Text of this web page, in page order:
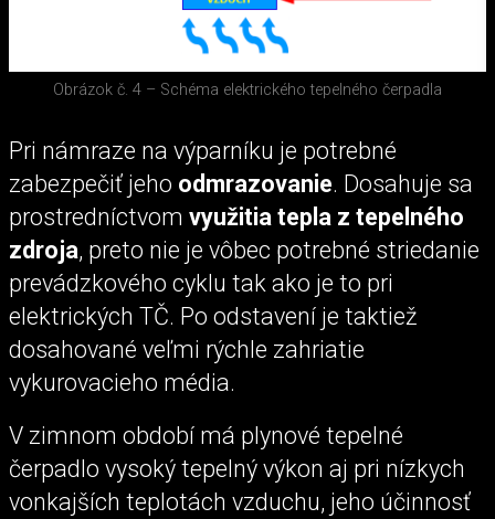
Obrázok č. 4 – Schéma elektrického tepelného čerpadla
Pri námraze na výparníku je potrebné
zabezpečiť jeho odmrazovanie. Dosahuje sa
prostredníctvom využitia tepla z tepelného
zdroja, preto nie je vôbec potrebné striedanie
prevádzkového cyklu tak ako je to pri
elektrických TČ. Po odstavení je taktiež
dosahované veľmi rýchle zahriatie
vykurovacieho média.
V zimnom období má plynové tepelné
čerpadlo vysoký tepelný výkon aj pri nízkych
vonkajších teplotách vzduchu, jeho účinnosť